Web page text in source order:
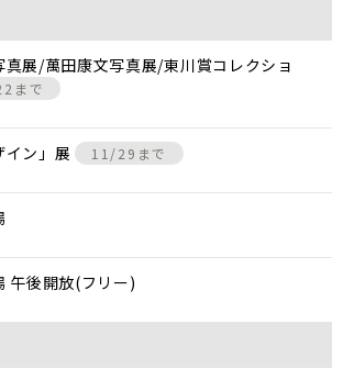
真展/萬田康文写真展/東川賞コレクショ
まで
イン」展 11/29まで
午後開放(フリー)